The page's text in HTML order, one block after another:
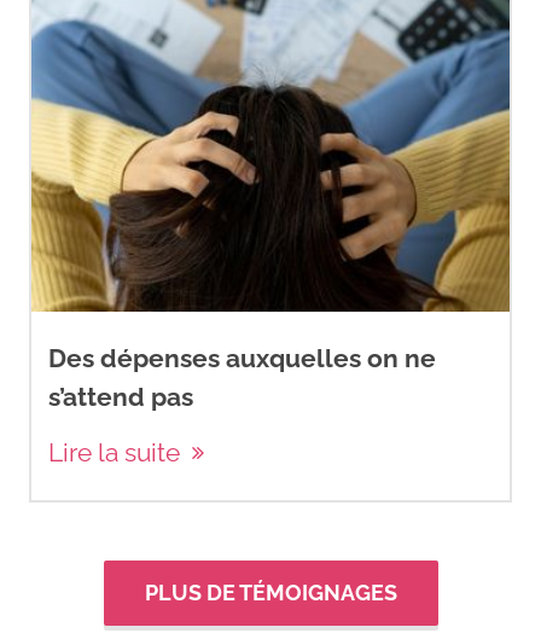
Des dépenses auxquelles on ne
s’attend pas
Lire la suite
PLUS DE TÉMOIGNAGES